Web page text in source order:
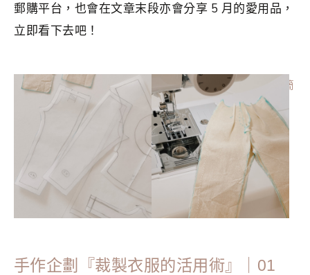
郵購平台，也會在文章末段亦會分享 5 月的愛用品，
立即看下去吧！
分類：LIFESTYLE 標籤： Crafts 整理收納 ,斷捨離入門
極簡
極簡生活 生活美學 簡單生活
手作企劃『裁製衣服的活用術』｜01